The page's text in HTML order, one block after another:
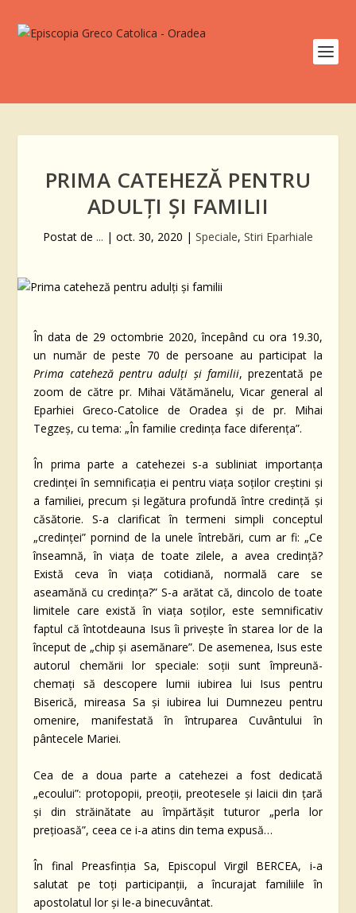
PRIMA CATEHEZĂ PENTRU
ADULȚI ȘI FAMILII
Postat de ... | oct. 30, 2020 | Speciale, Stiri Eparhiale
În data de 29 octombrie 2020, începând cu ora 19.30,
un număr de peste 70 de persoane au participat la
Prima cateheză pentru adulți și familii, prezentată pe
zoom de către pr. Mihai Vătămănelu, Vicar general al
Eparhiei Greco-Catolice de Oradea și de pr. Mihai
Tegzeș, cu tema: „În familie credința face diferența”.
În prima parte a catehezei s-a subliniat importanța
credinței în semnificația ei pentru viața soților creștini și
a familiei, precum și legătura profundă între credință și
căsătorie. S-a clarificat în termeni simpli conceptul
„credinței” pornind de la unele întrebări, cum ar fi: „Ce
înseamnă, în viața de toate zilele, a avea credință?
Există ceva în viața cotidiană, normală care se
aseamănă cu credința?” S-a arătat că, dincolo de toate
limitele care există în viața soților, este semnificativ
faptul că întotdeauna Isus îi privește în starea lor de la
început de „chip și asemănare”. De asemenea, Isus este
autorul chemării lor speciale: soții sunt împreună-
chemați să descopere lumii iubirea lui Isus pentru
Biserică, mireasa Sa și iubirea lui Dumnezeu pentru
omenire, manifestată în întruparea Cuvântului în
pântecele Mariei.
Cea de a doua parte a catehezei a fost dedicată
„ecoului”: protopopii, preoții, preotesele și laicii din țară
și din străinătate au împărtășit tuturor „perla lor
prețioasă”, ceea ce i-a atins din tema expusă…
În final Preasfinția Sa, Episcopul Virgil BERCEA, i-a
salutat pe toți participanții, a încurajat familiile în
apostolatul lor și le-a binecuvântat.